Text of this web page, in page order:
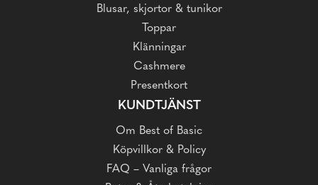
Blusar, skjortor & tunikor
Toppar
Klänningar
Cashmere
Presentkort
KUNDTJÄNST
Om Best of Basic
Köpvillkor & Policy
FAQ – Vanliga frågor